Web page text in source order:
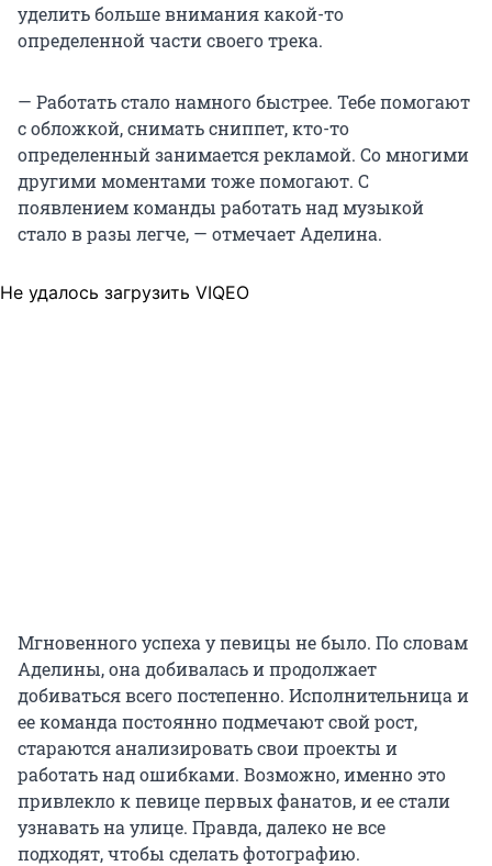
уделить больше внимания какой-то
определенной части своего трека.
— Работать стало намного быстрее. Тебе помогают
с обложкой, снимать сниппет, кто-то
определенный занимается рекламой. Со многими
другими моментами тоже помогают. С
появлением команды работать над музыкой
стало в разы легче, — отмечает Аделина.
Не удалось загрузить VIQEO
Мгновенного успеха у певицы не было. По словам
Аделины, она добивалась и продолжает
добиваться всего постепенно. Исполнительница и
ее команда постоянно подмечают свой рост,
стараются анализировать свои проекты и
работать над ошибками. Возможно, именно это
привлекло к певице первых фанатов, и ее стали
узнавать на улице. Правда, далеко не все
подходят, чтобы сделать фотографию.